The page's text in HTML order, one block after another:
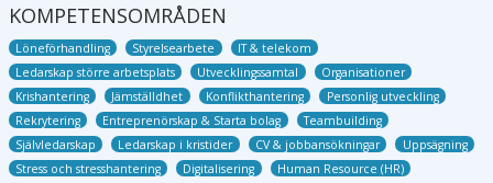
KOMPETENSOMRÅDEN
Löneförhandling Styrelsearbete
IT & telekom
Ledarskap större arbetsplats
Utvecklingssamtal
Organisationer
Krishantering
Jämställdhet Konflikthantering
Personlig utveckling
Rekrytering
Entreprenörskap & Starta bolag
Teambuilding
Självledarskap
Ledarskap i kristider CV & jobbansökningar
Uppsägning
Stress och stresshantering
Digitalisering
Human Resource (HR)